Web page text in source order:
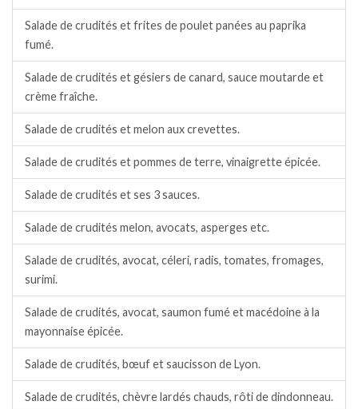
Salade de crudités et frites de poulet panées au paprika
fumé.
Salade de crudités et gésiers de canard, sauce moutarde et
crème fraîche.
Salade de crudités et melon aux crevettes.
Salade de crudités et pommes de terre, vinaigrette épicée.
Salade de crudités et ses 3 sauces.
Salade de crudités melon, avocats, asperges etc.
Salade de crudités, avocat, céleri, radis, tomates, fromages,
surimi.
Salade de crudités, avocat, saumon fumé et macédoine à la
mayonnaise épicée.
Salade de crudités, bœuf et saucisson de Lyon.
Salade de crudités, chèvre lardés chauds, rôti de dindonneau.